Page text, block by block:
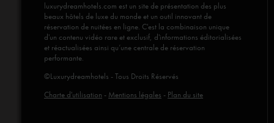
luxurydreamhotels.com est un site de présentation des plus
beaux hôtels de luxe du monde et un outil innovant de
réservation de nuitées en ligne. C'est la combinaison unique
d'un contenu vidéo rare et exclusif, d'informations éditorialisées
et réactualisées ainsi qu’une centrale de réservation
performante.
©Luxurydreamhotels - Tous Droits Réservés
Charte d'utilisation - Mentions légales - Plan du site